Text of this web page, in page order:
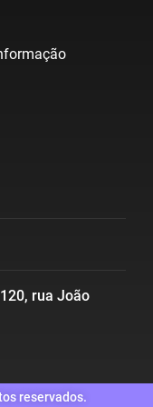
rua João
reservados.